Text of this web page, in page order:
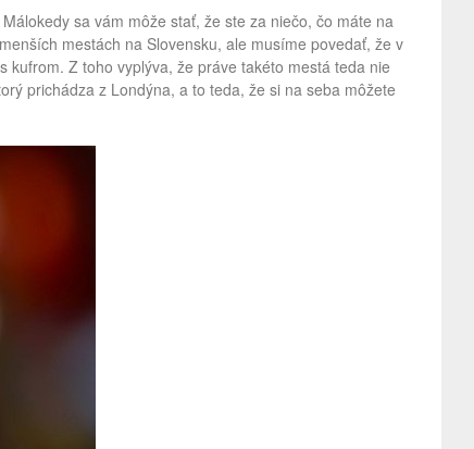
sa vám môže stať, že ste za niečo, čo máte na
mestách na Slovensku, ale musíme povedať, že v
Z toho vyplýva, že práve takéto mestá teda nie
prichádza z Londýna, a to teda, že si na seba môžete